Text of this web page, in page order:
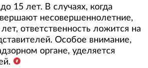
15 лет. В случаях, когда
несовершеннолетние,
ответственность ложится на
Особое внимание,
органе, уделяется